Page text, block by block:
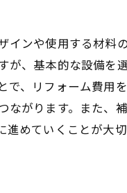
インや使用する材料
、基本的な設備を
、リフォーム費用
がります。また、
めていくことが大切